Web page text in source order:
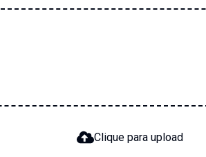
Clique para upload